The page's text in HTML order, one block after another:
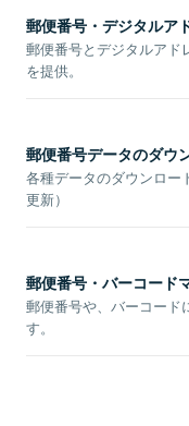
郵便番号・デジタルア
郵便番号とデジタルアド
を提供。
郵便番号データのダウ
各種データのダウンロー
更新）
郵便番号・バーコード
郵便番号や、バーコード
す。